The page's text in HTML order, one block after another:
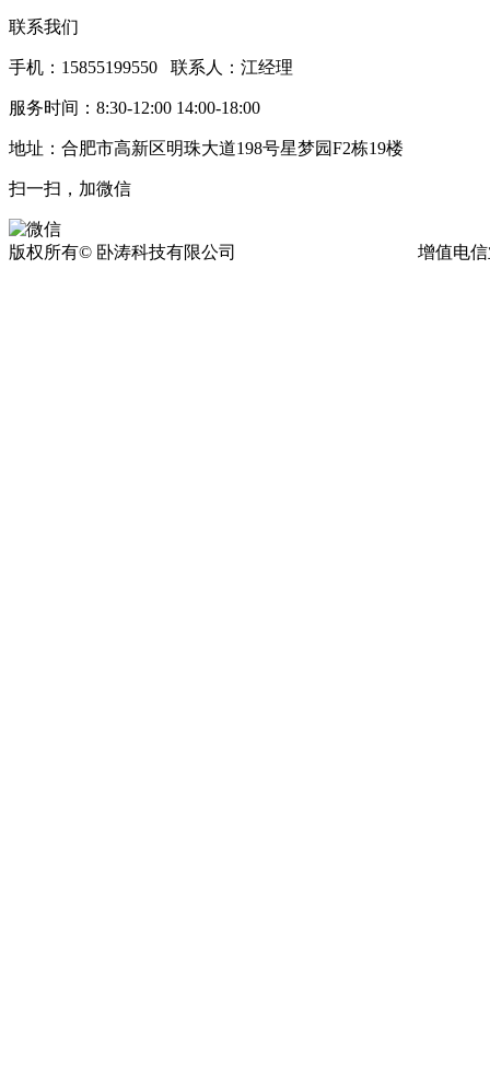
联系我们
手机：15855199550 联系人：江经理
服务时间：8:30-12:00 14:00-18:00
地址：合肥市高新区明珠大道198号星梦园F2栋19楼
扫一扫，加微信
版权所有© 卧涛科技有限公司 增值电